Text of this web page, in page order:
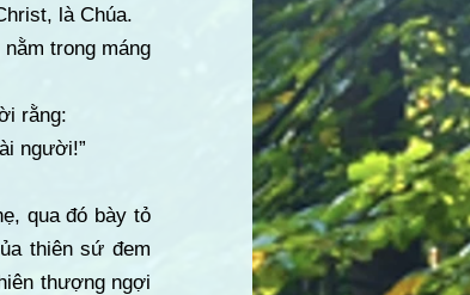
là Chúa.
trong máng
rằng:
người!”
qua đó bày tỏ
thiên sứ đem
thượng ngợi